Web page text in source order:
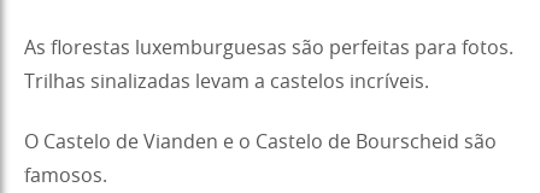
As florestas luxemburguesas são perfeitas para fotos.
Trilhas sinalizadas levam a castelos incríveis.
O Castelo de Vianden e o Castelo de Bourscheid são
famosos.